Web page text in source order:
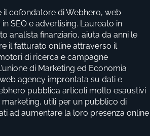
il cofondatore di Webhero, web
SEO e advertising. Laureato in
analista finanziario, aiuta da anni le
il fatturato online attraverso il
di ricerca e campagne
di Marketing ed Economia
agency improntata su dati e
pubblica articoli molto esaustivi
marketing, utili per un pubblico di
ad aumentare la loro presenza online